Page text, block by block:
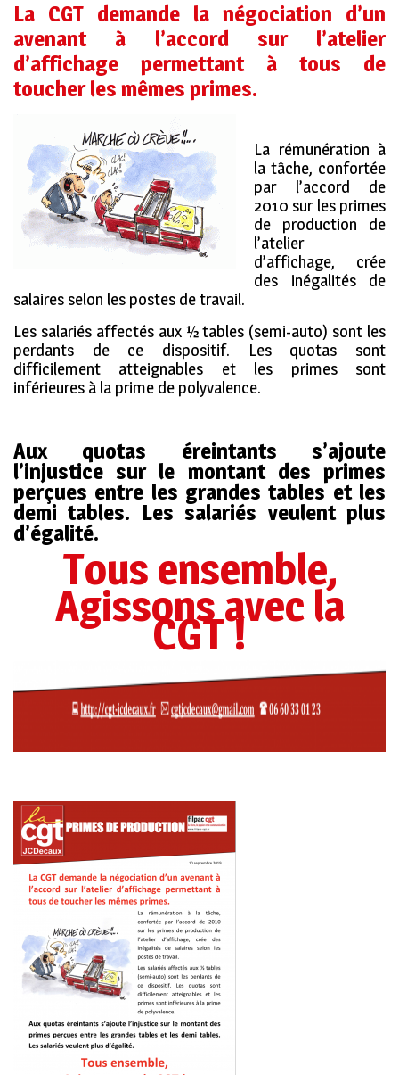
La CGT demande la négociation d’un
avenant à l’accord sur l’atelier
d’affichage permettant à tous de
toucher les mêmes primes.
La rémunération à
la tâche, confortée
par l’accord de
2010 sur les primes
de production de
l’atelier
d’affichage, crée
des inégalités de
salaires selon les postes de travail.
Les salariés affectés aux ½ tables (semi-auto) sont les
perdants de ce dispositif. Les quotas sont
difficilement atteignables et les primes sont
inférieures à la prime de polyvalence.
Aux quotas éreintants s’ajoute
l’injustice sur le montant des primes
perçues entre les grandes tables et les
demi tables. Les salariés veulent plus
d’égalité.
Tous ensemble,
Agissons avec la
CGT !